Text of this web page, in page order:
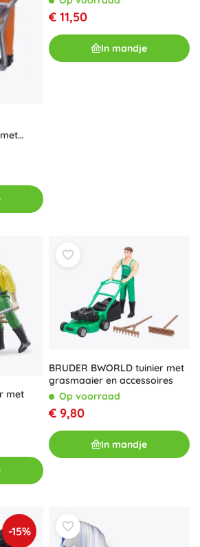
€ 11,50
In mandje
met
BRUDER BWORLD tuinier met
grasmaaier en accessoires
Op voorraad
€ 9,80
In mandje
-15%